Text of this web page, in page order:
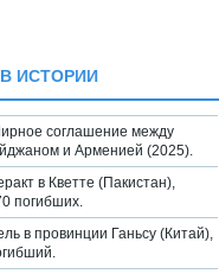
ИСТОРИИ
соглашение между
и Арменией (2025).
в Кветте (Пакистан),
погибших.
в провинции Ганьсу (Китай),